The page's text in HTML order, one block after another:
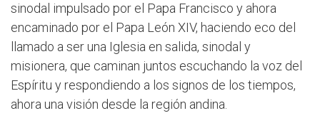
sinodal impulsado por el Papa Francisco y ahora
encaminado por el Papa León XIV, haciendo eco del
llamado a ser una Iglesia en salida, sinodal y
misionera, que caminan juntos escuchando la voz del
Espíritu y respondiendo a los signos de los tiempos,
ahora una visión desde la región andina.